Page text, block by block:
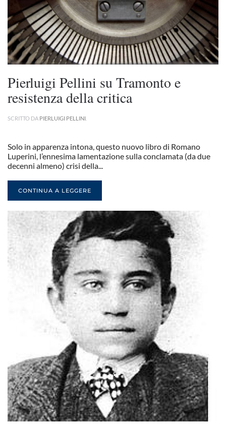
Pierluigi Pellini su Tramonto e
resistenza della critica
SCRITTO DA PIERLUIGI PELLINI
Solo in apparenza intona, questo nuovo libro di Romano
Luperini, l’ennesima lamentazione sulla conclamata (da due
decenni almeno) crisi della...
CONTINUA A LEGGERE